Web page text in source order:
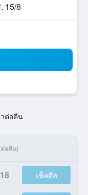
15/8
ต่อคืน
อคืน)
เช็คดีล